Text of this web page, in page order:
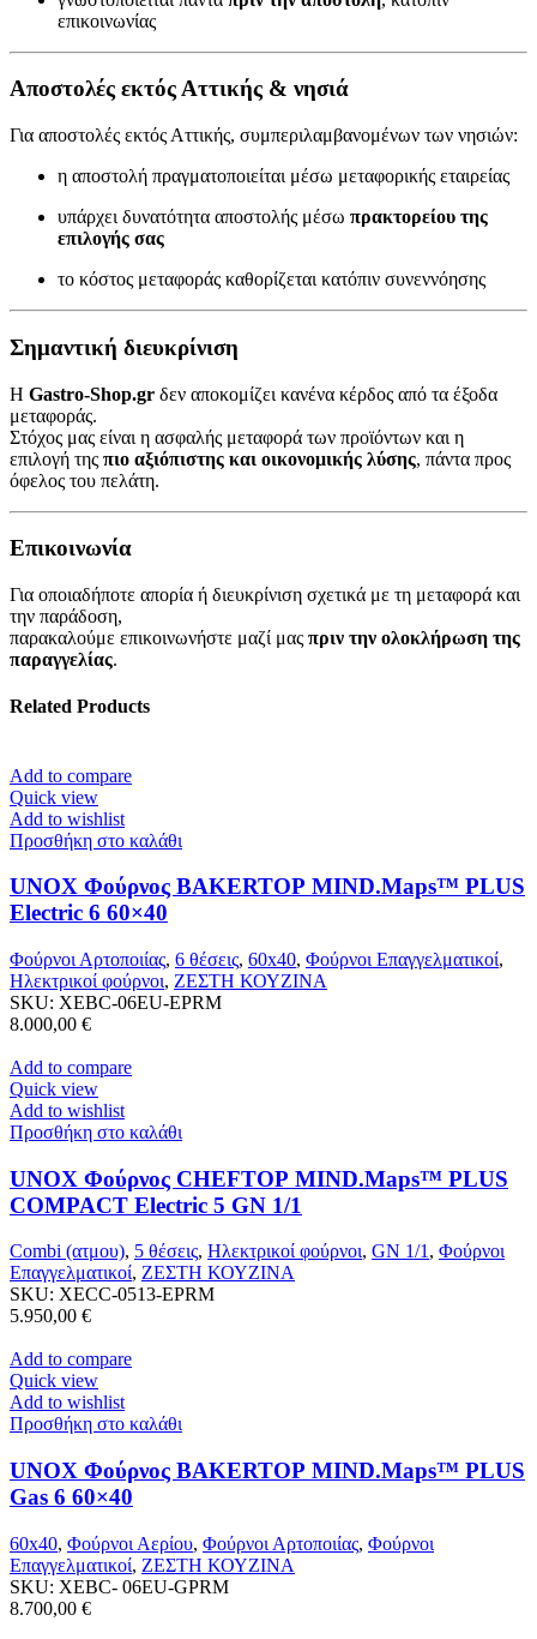
επικοινωνίας
Αποστολές εκτός Αττικής & νησιά
Για αποστολές εκτός Αττικής, συμπεριλαμβανομένων των νησιών:
η αποστολή πραγματοποιείται μέσω μεταφορικής εταιρείας
υπάρχει δυνατότητα αποστολής μέσω πρακτορείου της
επιλογής σας
το κόστος μεταφοράς καθορίζεται κατόπιν συνεννόησης
Σημαντική διευκρίνιση
Η Gastro-Shop.gr δεν αποκομίζει κανένα κέρδος από τα έξοδα
μεταφοράς.
Στόχος μας είναι η ασφαλής μεταφορά των προϊόντων και η
επιλογή της πιο αξιόπιστης και οικονομικής λύσης, πάντα προς
όφελος του πελάτη.
Επικοινωνία
Για οποιαδήποτε απορία ή διευκρίνιση σχετικά με τη μεταφορά και
την παράδοση,
παρακαλούμε επικοινωνήστε μαζί μας πριν την ολοκλήρωση της
παραγγελίας.
Related Products
Add to compare
Quick view
Add to wishlist
Προσθήκη στο καλάθι
UNOX Φούρνος BAKERTOP MIND.Maps™ PLUS
Electric 6 60×40
Φούρνοι Αρτοποιίας, 6 θέσεις, 60x40, Φούρνοι Επαγγελματικοί,
Ηλεκτρικοί φούρνοι, ΖΕΣΤΗ ΚΟΥΖΙΝΑ
SKU: XEBC-06EU-EPRM
8.000,00 €
Add to compare
Quick view
Add to wishlist
Προσθήκη στο καλάθι
UNOX Φούρνος CHEFTOP MIND.Maps™ PLUS
COMPACT Electric 5 GN 1/1
Combi (ατμου), 5 θέσεις, Ηλεκτρικοί φούρνοι, GN 1/1, Φούρνοι
Επαγγελματικοί, ΖΕΣΤΗ ΚΟΥΖΙΝΑ
SKU: XECC-0513-EPRM
5.950,00 €
Add to compare
Quick view
Add to wishlist
Προσθήκη στο καλάθι
UNOX Φούρνος BAKERTOP MIND.Maps™ PLUS
Gas 6 60×40
60x40, Φούρνοι Αερίου, Φούρνοι Αρτοποιίας, Φούρνοι
Επαγγελματικοί, ΖΕΣΤΗ ΚΟΥΖΙΝΑ
SKU: XEBC- 06EU-GPRM
8.700,00 €